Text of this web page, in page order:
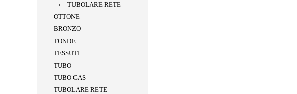
TUBOLARE RETE
OTTONE
BRONZO
TONDE
TESSUTI
TUBO
TUBO GAS
TUBOLARE RETE